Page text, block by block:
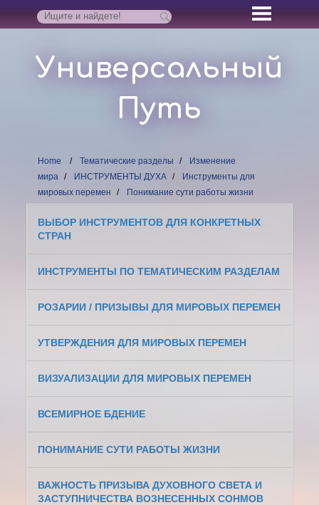
Универсальный
Путь
Home Тематические разделы
Изменение
мира
ИНСТРУМЕНТЫ ДУХА
Инструменты для
мировых перемен
Понимание сути работы жизни
ВЫБОР ИНСТРУМЕНТОВ ДЛЯ КОНКРЕТНЫХ
СТРАН
ИНСТРУМЕНТЫ ПО ТЕМАТИЧЕСКИМ РАЗДЕЛАМ
РОЗАРИИ / ПРИЗЫВЫ ДЛЯ МИРОВЫХ ПЕРЕМЕН
УТВЕРЖДЕНИЯ ДЛЯ МИРОВЫХ ПЕРЕМЕН
ВИЗУАЛИЗАЦИИ ДЛЯ МИРОВЫХ ПЕРЕМЕН
ВСЕМИРНОЕ БДЕНИЕ
ПОНИМАНИЕ СУТИ РАБОТЫ ЖИЗНИ
ВАЖНОСТЬ ПРИЗЫВА ДУХОВНОГО СВЕТА И
ЗАСТУПНИЧЕСТВА ВОЗНЕСЕННЫХ СОНМОВ